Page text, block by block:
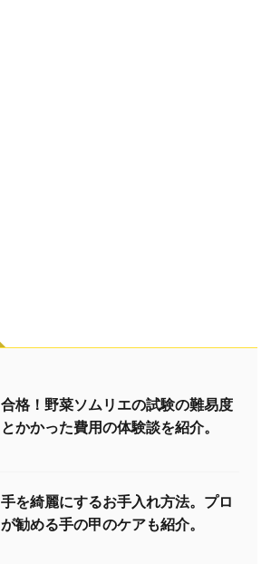
合格！野菜ソムリエの試験の難易度
とかかった費用の体験談を紹介。
手を綺麗にするお手入れ方法。プロ
が勧める手の甲のケアも紹介。